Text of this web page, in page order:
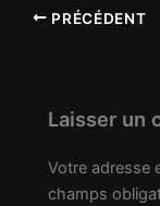
PRÉCÉDENT
Laisser un
Votre adresse
champs